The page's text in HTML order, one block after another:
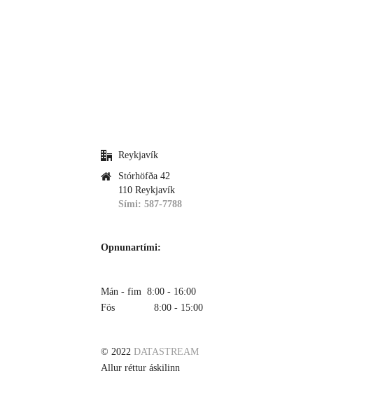
Reykjavík
Stórhöfða 42
110 Reykjavík
Sími: 587-7788
Opnunartími:
Mán - fim 8:00 - 16:00
Fös 8:00 - 15:00
© 2022 DATASTREAM
Allur réttur áskilinn